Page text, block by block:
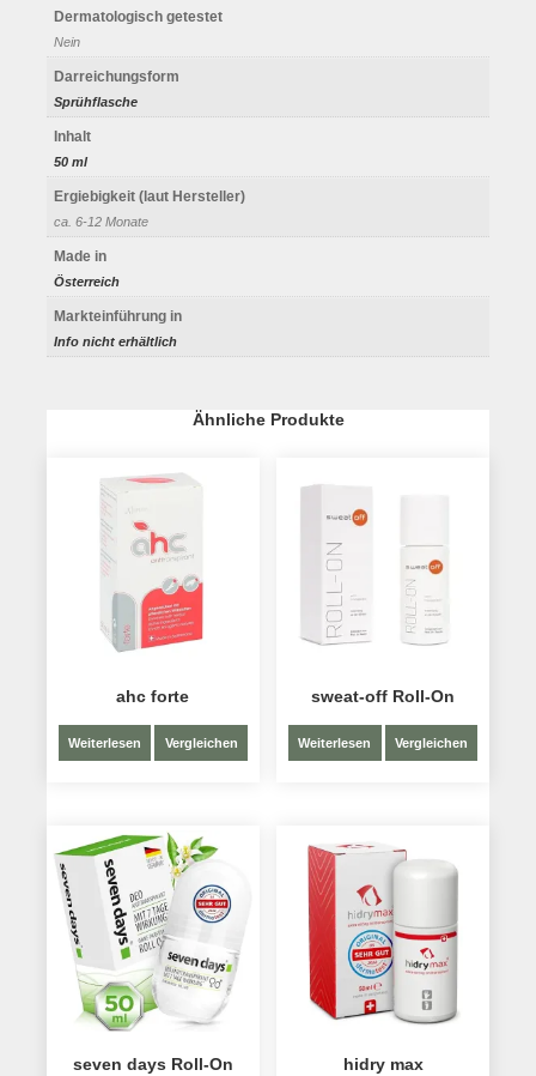
Dermatologisch getestet
Nein
Darreichungsform
Sprühflasche
Inhalt
50 ml
Ergiebigkeit (laut Hersteller)
ca. 6-12 Monate
Made in
Österreich
Markteinführung in
Info nicht erhältlich
Ähnliche Produkte
ahc forte
Weiterlesen Vergleichen
sweat-off Roll-On
Weiterlesen Vergleichen
seven days Roll-On hidry max